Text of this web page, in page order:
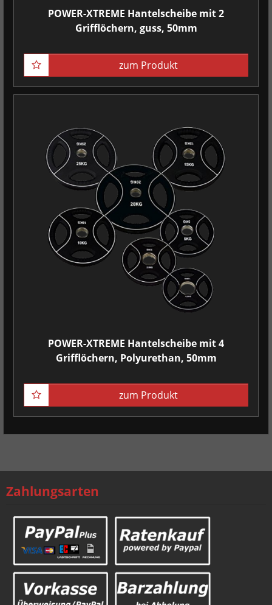
POWER-XTREME Hantelscheibe mit 2
Grifflöchern, guss, 50mm
zum Produkt
POWER-XTREME Hantelscheibe mit 4
Grifflöchern, Polyurethan, 50mm
zum Produkt
Zahlungsarten